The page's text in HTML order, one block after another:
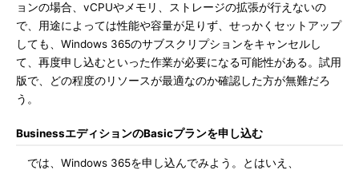
ョンの場合、vCPUやメモリ、ストレージの拡張が行えないの
で、用途によっては性能や容量が足りず、せっかくセットアップ
しても、Windows 365のサブスクリプションをキャンセルし
て、再度申し込むといった作業が必要になる可能性がある。試用
版で、どの程度のリソースが最適なのか確認した方が無難だろ
う。
BusinessエディションのBasicプランを申し込む
では、Windows 365を申し込んでみよう。とはいえ、